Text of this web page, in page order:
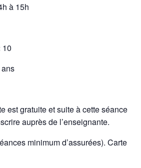
à 15h
10
est gratuite et suite à cette séance
auprès de l’enseignante.
minimum d’assurées). Carte